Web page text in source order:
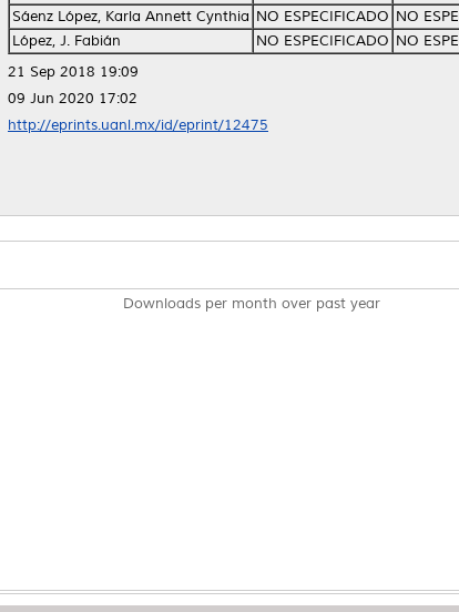
Sáenz López, Karla Annett Cynthia NO ESPECIFICADO NO
López, J. Fabián
NO ESPECIFICADO NO
21 Sep 2018 19:09
09 Jun 2020 17:02
http://eprints.uanl.mx/id/eprint/12475
Downloads per month over past year